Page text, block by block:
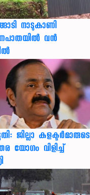
നാടുകാണി
വന്‍
ജില്ലാ കളക്ടർമാരുടെ
യോഗം വിളിച്ച്